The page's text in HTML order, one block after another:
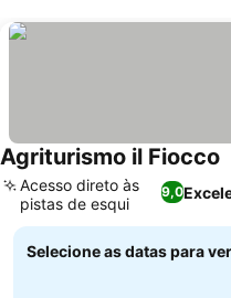
Agriturismo il Fiocco
9,0
Acesso direto às
pistas de esqui
Selecione as datas para